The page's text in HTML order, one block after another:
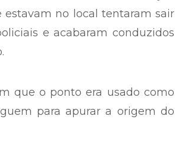
estavam no local tentaram sair
e acabaram conduzidos
que o ponto era usado como
para apurar a origem do